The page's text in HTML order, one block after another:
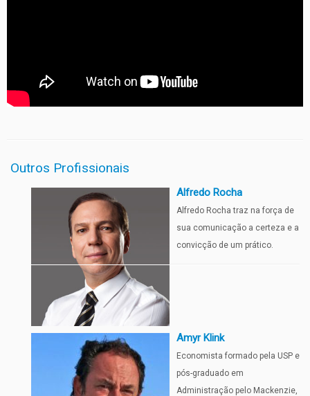
Outros Profissionais
Alfredo Rocha
Alfredo Rocha traz na força de
sua comunicação a certeza e a
convicção de um prático.
Amyr Klink
Economista formado pela USP e
pós-graduado em
Administração pelo Mackenzie,